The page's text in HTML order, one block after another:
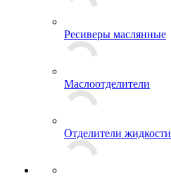
Ресиверы маслянные
Маслоотделители
Отделители жидкости